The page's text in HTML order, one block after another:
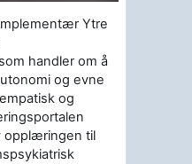
Ytre
handler om å
og evne
og
opplæringen til